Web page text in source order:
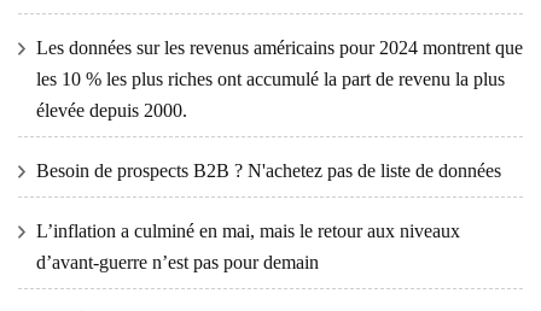
Les données sur les revenus américains pour 2024 montrent que
les 10 % les plus riches ont accumulé la part de revenu la plus
élevée depuis 2000.
Besoin de prospects B2B ? N'achetez pas de liste de données
L’inflation a culminé en mai, mais le retour aux niveaux
d’avant-guerre n’est pas pour demain